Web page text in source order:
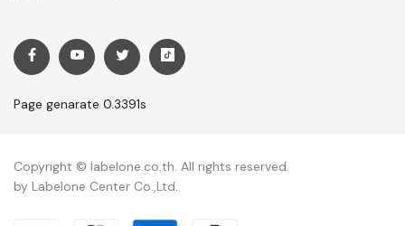
Page genarate 0.3391s
Copyright © labelone.co.th. All rights reserved.
by Labelone Center Co.,Ltd.